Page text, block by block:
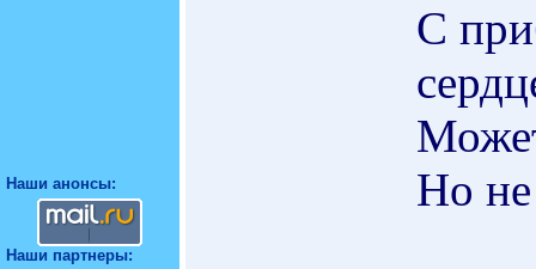
Наши анонсы:
Наши партнеры:
С
Но не